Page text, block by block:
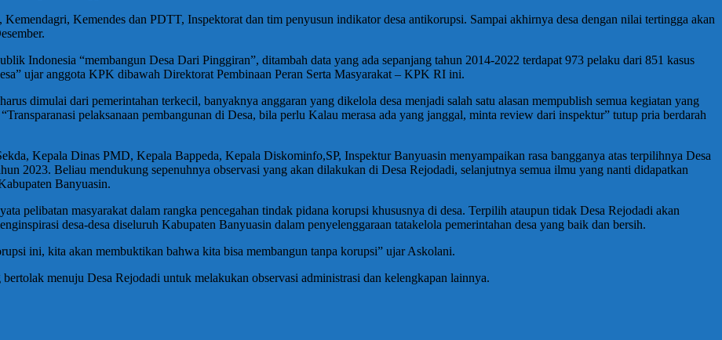
Kemendes dan PDTT, Inspektorat dan tim penyusun indikator desa antikorupsi. Sampai akhirnya desa dengan nilai tertingga akan
Indonesia “membangun Desa Dari Pinggiran”, ditambah data yang ada sepanjang tahun 2014-2022 terdapat 973 pelaku dari 851 kasus
ujar anggota KPK dibawah Direktorat Pembinaan Peran Serta Masyarakat – KPK RI ini.
dimulai dari pemerintahan terkecil, banyaknya anggaran yang dikelola desa menjadi salah satu alasan mempublish semua kegiatan yang
pelaksanaan pembangunan di Desa, bila perlu Kalau merasa ada yang janggal, minta review dari inspektur” tutup pria berdarah
Kepala Dinas PMD, Kepala Bappeda, Kepala Diskominfo,SP, Inspektur Banyuasin menyampaikan rasa bangganya atas terpilihnya Desa
2023. Beliau mendukung sepenuhnya observasi yang akan dilakukan di Desa Rejodadi, selanjutnya semua ilmu yang nanti didapatkan
Banyuasin.
pelibatan masyarakat dalam rangka pencegahan tindak pidana korupsi khususnya di desa. Terpilih ataupun tidak Desa Rejodadi akan
desa-desa diseluruh Kabupaten Banyuasin dalam penyelenggaraan tatakelola pemerintahan desa yang baik dan bersih.
ini, kita akan membuktikan bahwa kita bisa membangun tanpa korupsi” ujar Askolani.
menuju Desa Rejodadi untuk melakukan observasi administrasi dan kelengkapan lainnya.